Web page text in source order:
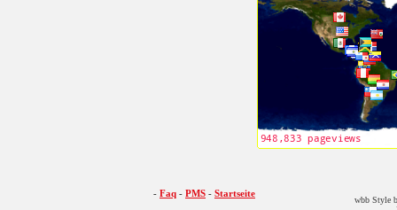
- Faq - PMS - Startseite
wbb Style